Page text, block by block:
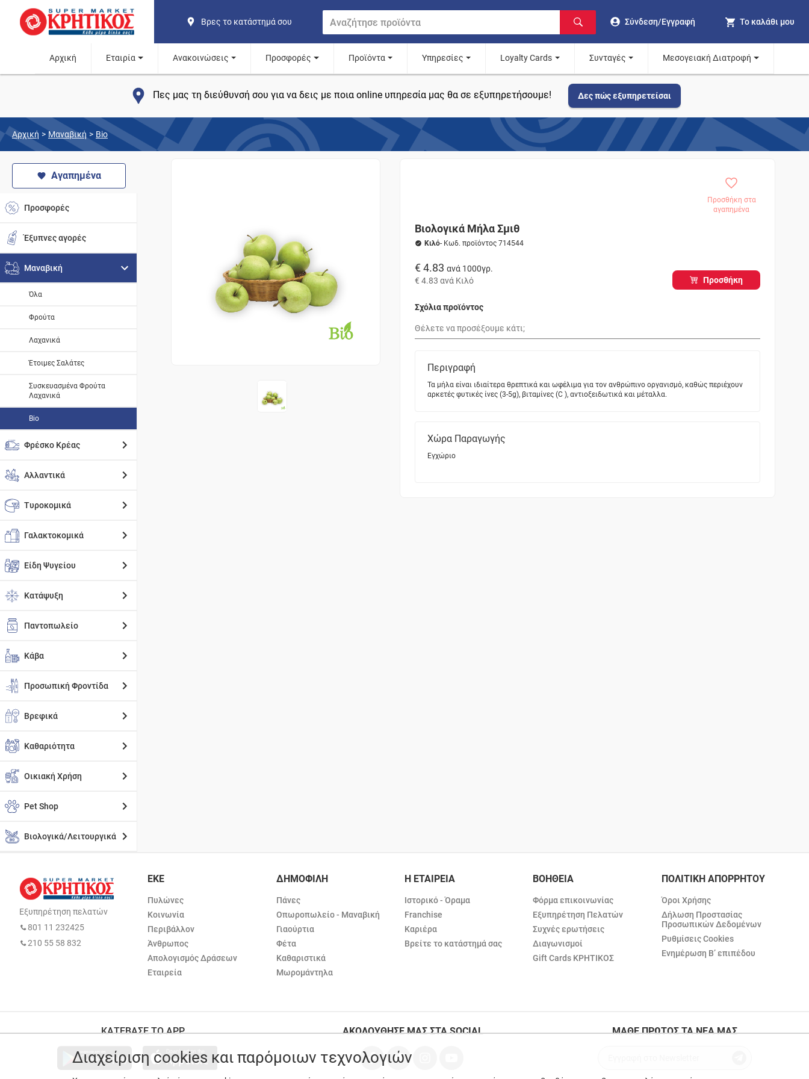
Βρες το κατάστημά σου Σύνδεση/Εγγραφή Το καλάθι μου
Αρχική Εταιρία Ανακοινώσεις Προσφορές Προϊόντα Υπηρεσίες Loyalty Cards Συνταγές Μεσογειακή Διατροφή
Πες μας τη διεύθυνσή σου για να δεις με ποια online υπηρεσία μας θα σε εξυπηρετήσουμε! Δες πώς εξυπηρετείσαι
Αρχική > Μαναβική > Bio
Αγαπημένα
Προσφορές
Έξυπνες αγορές
Μαναβική
Όλα
Φρούτα
Λαχανικά
Έτοιμες Σαλάτες
Συσκευασμένα Φρούτα
Λαχανικά
Bio
Φρέσκο Κρέας
Αλλαντικά
Τυροκομικά
Γαλακτοκομικά
Είδη Ψυγείου
Κατάψυξη
Παντοπωλείο
Κάβα
Προσωπική Φροντίδα
Βρεφικά
Καθαριότητα
Οικιακή Χρήση
Pet Shop
Βιολογικά/Λειτουργικά
Προσθήκη στα
αγαπημένα
Βιολογικά Μήλα Σμιθ
Κιλό- Κωδ. προϊόντος 714544
€ 4.83 ανά 1000γρ.
€ 4.83 ανά Κιλό Προσθήκη
Σχόλια προϊόντος
Περιγραφή
Τα μήλα είναι ιδιαίτερα θρεπτικά και ωφέλιμα για τον ανθρώπινο οργανισμό, καθώς περιέχουν
αρκετές φυτικές ίνες (3-5g), βιταμίνες (C ), αντιοξειδωτικά και μέταλλα.
Χώρα Παραγωγής
Εγχώριο
Εξυπηρέτηση πελατών
801 11 232425
210 55 58 832
ΕΚΕ
Πυλώνες
Κοινωνία
Περιβάλλον
Άνθρωπος
Απολογισμός Δράσεων
Εταιρεία
ΔΗΜΟΦΙΛΗ
Πάνες
Οπωροπωλείο - Μαναβική
Γιαούρτια
Φέτα
Καθαριστικά
Μωρομάντηλα
Η ΕΤΑΙΡΕΙΑ
Ιστορικό - Όραμα
Franchise
Καριέρα
Βρείτε το κατάστημά σας
ΒΟΗΘΕΙΑ
Φόρμα επικοινωνίας
Εξυπηρέτηση Πελατών
Συχνές ερωτήσεις
Διαγωνισμοί
Gift Cards ΚΡΗΤΙΚΟΣ
ΠΟΛΙΤΙΚΗ ΑΠΟΡΡΗΤΟΥ
Όροι Χρήσης
Δήλωση Προστασίας
Προσωπικών Δεδομένων
Ρυθμίσεις Cookies
Ενημέρωση Β’ επιπέδου
ΚΑΤΕΒΑΣΕ ΤΟ APP ΑΚΟΛΟΥΘΗΣΕ ΜΑΣ ΣΤΑ SOCIAL ΜΑΘΕ ΠΡΩΤΟΣ ΤΑ ΝΕΑ ΜΑΣ
Διαχείριση cookies και παρόμοιων τεχνολογιών